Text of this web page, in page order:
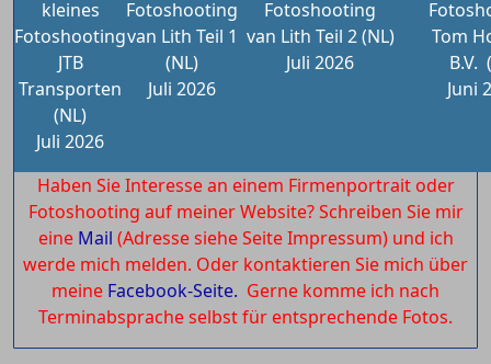
kleines
Fotoshooting
JTB
Transporten
(NL)
Juli 2026
Fotoshooting
van Lith Teil 1
(NL)
Juli 2026
Fotoshooting
van Lith Teil 2 (NL)
Juli 2026
Tom
B.V.
Juni
Haben Sie Interesse an einem Firmenportrait oder
Fotoshooting auf meiner Website? Schreiben Sie mir
eine Mail (Adresse siehe Seite Impressum) und ich
werde mich melden. Oder kontaktieren Sie mich über
meine Facebook-Seite. Gerne komme ich nach
Terminabsprache selbst für entsprechende Fotos.